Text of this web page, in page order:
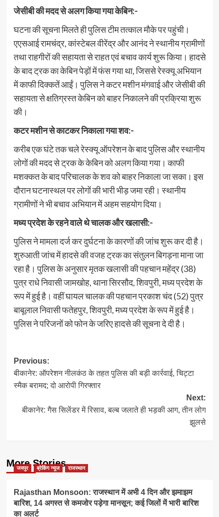
जेसीबी की मदद से अलग किया गया केबिन:-
घटना की सूचना मिलते ही पुलिस टीम तत्काल मौके पर पहुंची।
एएसआई रामचंद्र, कांस्टेबल वीरेंद्र और आनंद ने स्थानीय ग्रामीणों
तथा राहगीरों की सहायता से राहत एवं बचाव कार्य शुरू किया। हादसे
के बाद ट्रक का केबिन पेड़ों में फंस गया था, जिससे रेस्क्यू अभियान
में काफी दिक्कतें आईं। पुलिस ने कटर मशीन मंगवाई और जेसीबी की
सहायता से क्षतिग्रस्त केबिन को बाहर निकालने की प्रक्रिया शुरू
की।
कटर मशीन से काटकर निकाला गया शव:-
करीब एक घंटे तक चले रेस्क्यू ऑपरेशन के बाद पुलिस और स्थानीय
लोगों की मदद से ट्रक के केबिन को अलग किया गया। काफी
मशक्कत के बाद परिचालक के शव को बाहर निकाला जा सका। इस
दौरान घटनास्थल पर लोगों की भारी भीड़ जमा रही। स्थानीय
ग्रामीणों ने भी बचाव अभियान में अहम सहयोग दिया।
मध्य प्रदेश के रहने वाले थे चालक और खलासी:-
पुलिस ने मामला दर्ज कर दुर्घटना के कारणों की जांच शुरू कर दी है।
शुरुआती जांच में हादसे की वजह ट्रक का संतुलन बिगड़ना माना जा
रहा है। पुलिस के अनुसार मृतक खलासी की पहचान महेंद्र (38)
पुत्र राधे निवासी जामखोह, थाना सिरसौद, शिवपुरी, मध्य प्रदेश के
रूप में हुई है। वहीं घायल चालक की पहचान प्रकाश चंद (52) पुत्र
बाबूलाल निवासी फतेहपुर, शिवपुरी, मध्य प्रदेश के रूप में हुई है।
पुलिस ने परिजनों को फोन के जरिए हादसे की सूचना दे दी है।
Post
navigation
Previous:
बीकानेर: ऑपरेशन नीलकंठ के तहत पुलिस की बड़ी कार्रवाई, चिट्टा
स्मैक बरामद; दो आरोपी गिरफ्तार
Next:
बीकानेर: गैस सिलेंडर में रिसाव, बल्ब जलाते ही भड़की आग, तीन लोग
झुलसे
More Stories
जयपुर ब्रेकिंग न्यूज राजस्थान
Rajasthan Monsoon: राजस्थान में अभी 4 दिन और झमाझम
बारिश, 14 अगस्त से कमजोर पड़ेगा मानसून; कई जिलों में भारी बारिश
का अलर्ट